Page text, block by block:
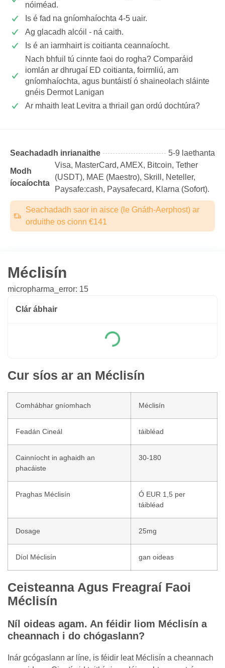
nóiméad.
Is é fad na gníomhaíochta 4-5 uair.
Ag glacadh alcóil - ná caith.
Is é an iarmhairt is coitianta ceannaíocht.
Nach bhfuil tú cinnte faoi do rogha? Comparáid
iomlán ar dhrugaí ED coitianta, foirmliú, am
gníomhaíochta, agus buntáistí ó shaineolach sláinte
gnéis Dermot Lanigan
Ar mhaith leat Levitra a thriail gan ordú dochtúra?
Seachadadh inrianaithe 5-9 laethanta
Modh
íocaíochta
Visa, MasterCard, AMEX, Bitcoin, Tether
(USDТ), MAE (Maestro), Skrill, Neteller,
Paysafe:cash, Paysafecard, Klarna (Sofort).
Seachadadh saor in aisce (le Gnáth-Aerphost) ar
orduithe os cionn €141
Méclisín
micropharma_error: 15
Clár ábhair
Cur síos ar an Méclisín
Comhábhar gníomhach Méclisín
Feadán Cineál táibléad
Cainníocht in aghaidh an
phacáiste
30-180
Praghas Méclisín
Ó EUR 1,5 per
táibléad
Dosage 25mg
Díol Méclisín gan oideas
Ceisteanna Agus Freagraí Faoi
Méclisín
Níl oideas agam. An féidir liom Méclisín a
cheannach i do chógaslann?
Inár gcógaslann ar líne, is féidir leat Méclisín a cheannach